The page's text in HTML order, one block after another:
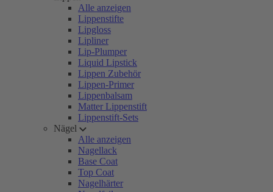
Alle anzeigen
Lippenstifte
Lipgloss
Lipliner
Lip-Plumper
Liquid Lipstick
Lippen Zubehör
Lippen-Primer
Lippenbalsam
Matter Lippenstift
Lippenstift-Sets
Nägel
Alle anzeigen
Nagellack
Base Coat
Top Coat
Nagelhärter